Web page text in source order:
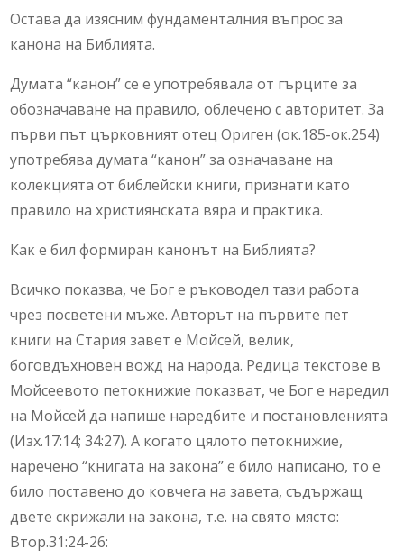
Остава да изясним фундаменталния въпрос за
канона на Библията.
Думата “канон” се е употребявала от гърците за
обозначаване на правило, облечено с авторитет. За
първи път църковният отец Ориген (ок.185-ок.254)
употребява думата “канон” за означаване на
колекцията от библейски книги, признати като
правило на християнската вяра и практика.
Как е бил формиран канонът на Библията?
Всичко показва, че Бог е ръководел тази работа
чрез посветени мъже. Авторът на първите пет
книги на Стария завет е Мойсей, велик,
боговдъхновен вожд на народа. Редица текстове в
Мойсеевото петокнижие показват, че Бог е наредил
на Мойсей да напише наредбите и постановленията
(Изх.17:14; 34:27). А когато цялото петокнижие,
наречено “книгата на закона” е било написано, то е
било поставено до ковчега на завета, съдържащ
двете скрижали на закона, т.е. на свято място:
Втор.31:24-26: